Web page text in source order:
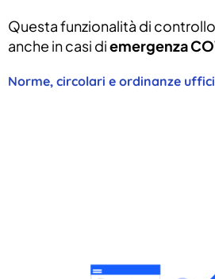
Questa funzionalità di
anche in casi diemergenza
Norme, circolari e ordinanze